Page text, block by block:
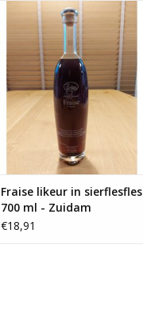
Fraise likeur in sierflesfles 700 ml
- Zuidam
TOEVOEGEN AAN WINKELWAGEN
Fraise likeur in sierflesfles
700 ml - Zuidam
€18,91